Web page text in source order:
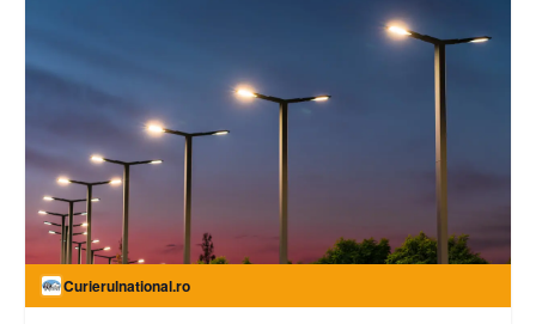
Curierulnational.ro